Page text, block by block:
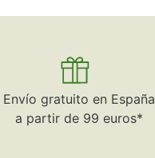
Envío gratuito en España
a partir de 99 euros*